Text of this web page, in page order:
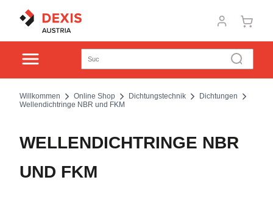
Willkommen Online Shop Dichtungstechnik
Dichtungen
Wellendichtringe NBR und FKM
WELLENDICHTRINGE NBR
UND FKM